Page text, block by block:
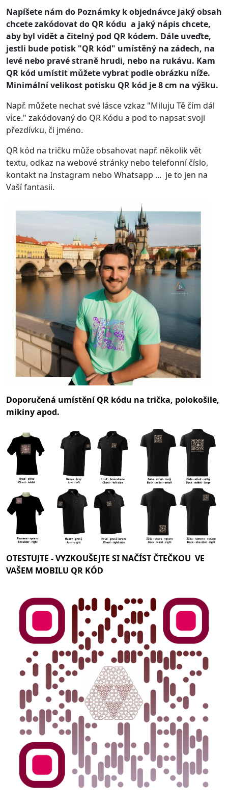
Napíšete nám do Poznámky k objednávce jaký obsah
chcete zakódovat do QR kódu a jaký nápis chcete,
aby byl vidět a čitelný pod QR kódem. Dále uveďte,
jestli bude potisk "QR kód" umístěný na zádech, na
levé nebo pravé straně hrudi, nebo na rukávu. Kam
QR kód umístit můžete vybrat podle obrázku níže.
Minimální velikost potisku QR kód je 8 cm na výšku.
Např. můžete nechat své lásce vzkaz "Miluju Tě čím dál
více." zakódovaný do QR Kódu a pod to napsat svoji
přezdívku, či jméno.
QR kód na tričku může obsahovat např. několik vět
textu, odkaz na webové stránky nebo telefonní číslo,
kontakt na Instagram nebo Whatsapp ... je to jen na
Vaší fantasii.
Doporučená umístění QR kódu na trička, polokošile,
mikiny apod.
OTESTUJTE -VYZKOUŠEJTE SI NAČÍST ČTEČKOU VE
VAŠEM MOBILU QR KÓD